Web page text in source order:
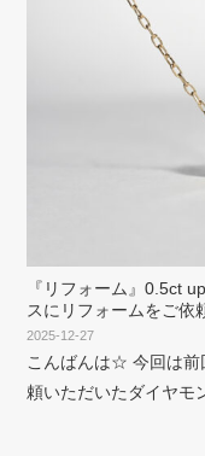
『リフォーム』0.5ct
スにリフォームをご依
2025-12-27
こんばんは☆ 今回は前
頼いただいたダイヤモ